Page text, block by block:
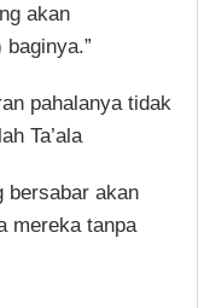
akan
pahalanya tidak
Ta’ala
bersabar akan
mereka tanpa